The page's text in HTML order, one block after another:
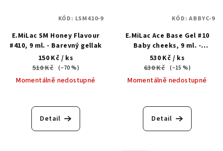
E.MiLac SM Honey Flavour
#410, 9 ml. - Barevný gellak
150 Kč / ks
510 Kč (–70 %)
Momentálně nedostupné
Detail
KÓD: LSM410-9
E.MiLac Ace Base Gel #10
Baby cheeks, 9 ml. -
Podkladová barevná
základní báze
530 Kč / ks
630 Kč (–15 %)
Momentálně nedostupné
Detail
KÓD:ABBYC-9